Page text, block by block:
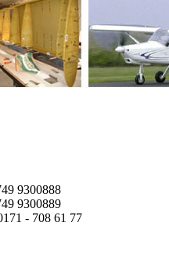
9300888
9300889
- 708 61 77